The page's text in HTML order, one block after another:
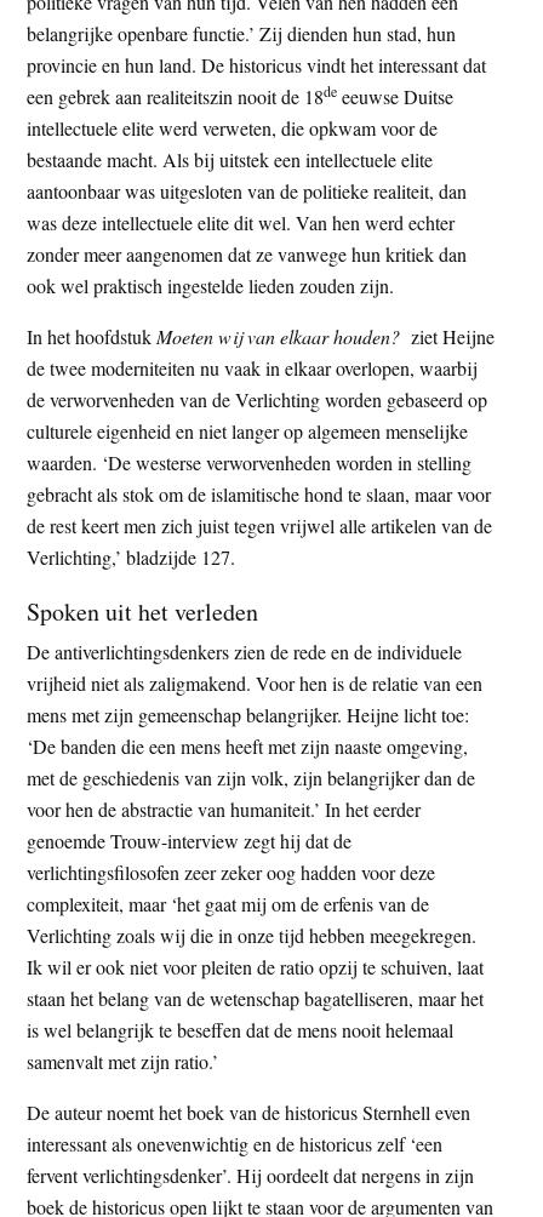
belangrijke openbare functie.’ Zij dienden hun stad, hun
provincie en hun land. De historicus vindt het interessant dat
een gebrek aan realiteitszin nooit de 18de eeuwse Duitse
intellectuele elite werd verweten, die opkwam voor de
bestaande macht. Als bij uitstek een intellectuele elite
aantoonbaar was uitgesloten van de politieke realiteit, dan
was deze intellectuele elite dit wel. Van hen werd echter
zonder meer aangenomen dat ze vanwege hun kritiek dan
ook wel praktisch ingestelde lieden zouden zijn.
In het hoofdstuk Moeten wij van elkaar houden? ziet Heijne
de twee moderniteiten nu vaak in elkaar overlopen, waarbij
de verworvenheden van de Verlichting worden gebaseerd op
culturele eigenheid en niet langer op algemeen menselijke
waarden. ‘De westerse verworvenheden worden in stelling
gebracht als stok om de islamitische hond te slaan, maar voor
de rest keert men zich juist tegen vrijwel alle artikelen van de
Verlichting,’ bladzijde 127.
Spoken uit het verleden
De antiverlichtingsdenkers zien de rede en de individuele
vrijheid niet als zaligmakend. Voor hen is de relatie van een
mens met zijn gemeenschap belangrijker. Heijne licht toe:
‘De banden die een mens heeft met zijn naaste omgeving,
met de geschiedenis van zijn volk, zijn belangrijker dan de
voor hen de abstractie van humaniteit.’ In het eerder
genoemde Trouw-interview zegt hij dat de
verlichtingsfilosofen zeer zeker oog hadden voor deze
complexiteit, maar ‘het gaat mij om de erfenis van de
Verlichting zoals wij die in onze tijd hebben meegekregen.
Ik wil er ook niet voor pleiten de ratio opzij te schuiven, laat
staan het belang van de wetenschap bagatelliseren, maar het
is wel belangrijk te beseffen dat de mens nooit helemaal
samenvalt met zijn ratio.’
De auteur noemt het boek van de historicus Sternhell even
interessant als onevenwichtig en de historicus zelf ‘een
fervent verlichtingsdenker’. Hij oordeelt dat nergens in zijn
boek de historicus open lijkt te staan voor de argumenten van